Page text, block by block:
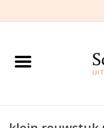
Home
Herinneringsjuwelen